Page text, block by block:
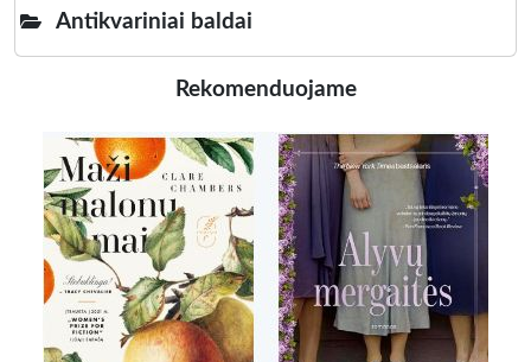
Antikvariniai baldai
Rekomenduojame